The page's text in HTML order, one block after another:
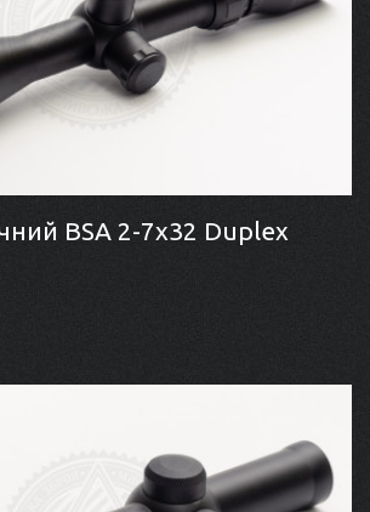
BSA 2-7x32 Duplex